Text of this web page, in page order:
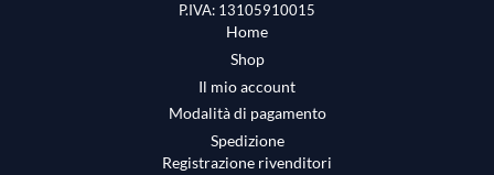
P.IVA: 13105910015
Home
Shop
Il mio account
Modalità di pagamento
Spedizione
Registrazione rivenditori